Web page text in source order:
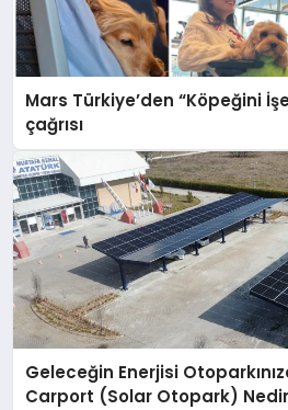
Mars Türkiye’den “Köpeğini
çağrısı
Geleceğin Enerjisi
Carport (Solar Otopark)